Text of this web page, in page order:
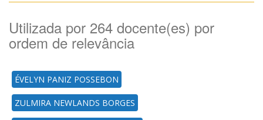
Utilizada por 264 docente(es) por
ordem de relevância
ÉVELYN PANIZ POSSEBON
ZULMIRA NEWLANDS BORGES